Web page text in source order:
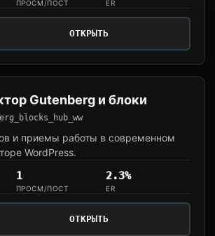
ПРОСМ/ПОСТ ER
ОТКРЫТЬ
Gutenberg и блоки
и приемы работы в современном
WordPress.
1
ПРОСМ/ПОСТ
2.3%
ER
ОТКРЫТЬ